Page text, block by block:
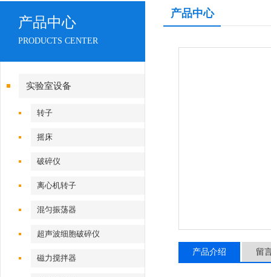
产品中心
PRODUCTS CENTER
实验室设备
转子
摇床
破碎仪
离心机转子
混匀振荡器
超声波细胞破碎仪
磁力搅拌器
产品中心
产品介绍 留